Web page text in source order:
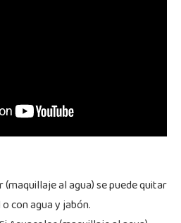
al agua) se puede quitar
con agua y jabón.